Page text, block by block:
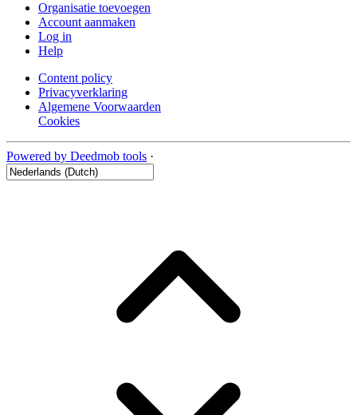
Organisatie toevoegen
Account aanmaken
Log in
Help
Content policy
Privacyverklaring
Algemene Voorwaarden
Cookies
Powered by Deedmob tools ·